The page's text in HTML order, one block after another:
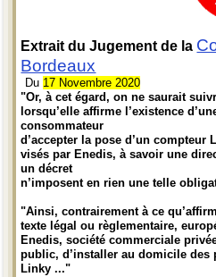
Extrait du Jugement de la
Bordeaux
Du 17 Novembre 2020
"Or, à cet égard, on ne saurait
lorsqu’elle affirme l’existence
consommateur
d’accepter la pose d’un compteur
visés par Enedis, à savoir une
un décret
n’imposent en rien une telle
"Ainsi, contrairement à ce
texte légal ou règlementaire,
Enedis, société commerciale
public, d’installer au domicile des
Linky ..."